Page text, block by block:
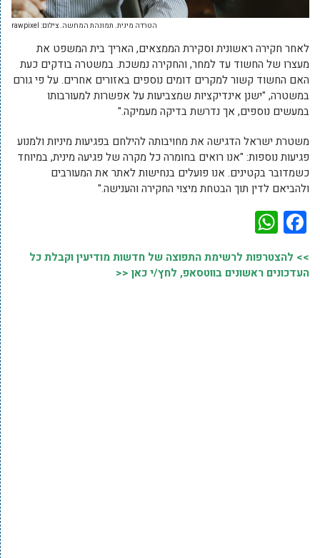
הטרדה מינית. תמונהת המחשה. צילום: rawpixel
לאחר חקירה ראשונית וסקירת הממצאים, האריך בית המשפט את
מעצרו של החשוד עד למחר, והחקירה נמשכת. במשטרה בודקים כעת
האם החשוד קשור למקרים דומים נוספים באזורים אחרים. על פי גורם
במשטרה, "ישנן אינדיקציות שמצביעות על אפשרות למעורבותו
במעשים נוספים, אך נדרשת בדיקה מעמיקה."
משטרת ישראל הדגישה את מחויבותה להילחם בפגיעות מיניות ולמנוע
פגיעות נוספות: "אנו רואים בחומרה כל מקרה של פגיעה מינית, במיוחד
כשמדובר בקטינים. אנו פועלים בנחישות לאתר את המעורבים
ולהביאם לדין תוך הבטחת מיצוי החקירה והענישה."
Facebook
>> להצטרפות לרשימת התפוצה של חדשות מודיעין וקבלת כל
העדכונים ראשונים בווטסאפ, לחץ/י כאן <<